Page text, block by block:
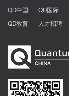
QD中国 QD国际
QD教育
人才招聘